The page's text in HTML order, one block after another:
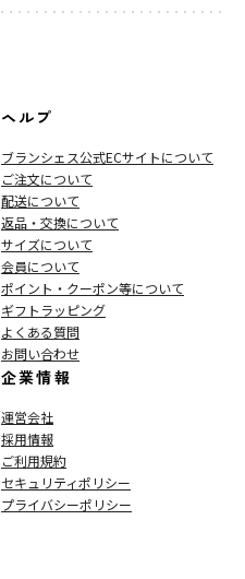
ヘルプ
ブランシェス公式ECサイトについて
ご注文について
配送について
返品・交換について
サイズについて
会員について
ポイント・クーポン等について
ギフトラッピング
よくある質問
お問い合わせ
企業情報
運営会社
採用情報
ご利用規約
セキュリティポリシー
プライバシーポリシー